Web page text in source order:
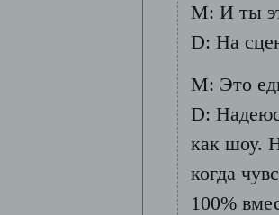
М: И ты
D: На
М: Это
D:
как шоу.
когда
100%